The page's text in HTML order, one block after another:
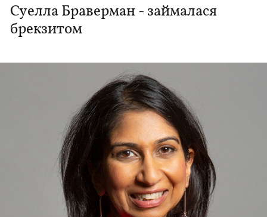
Суелла Браверман - займалася
брекзитом